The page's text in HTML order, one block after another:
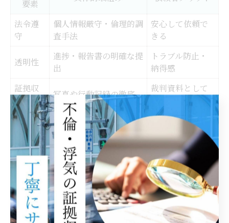
要素
法令遵
守
個人情報厳守・倫理的調
査手法
安心して依頼で
きる
透明性
進捗・報告書の明確な提
出
トラブル防止・
納得感
証拠収
集力
写真や行動記録の徹底
裁判資料として
浮気調査を依頼する際、最も重視されるのが調査会社の
信頼性です。信頼できる探偵事務所は、法令遵守を徹底
し、個人情報の取り扱いや調査手法においても倫理的な
配慮を欠かしません。
千葉市緑区で信頼されている探偵事務所では、調査中の
進捗報告や、調査終了後の詳細な報告書の提出など、透